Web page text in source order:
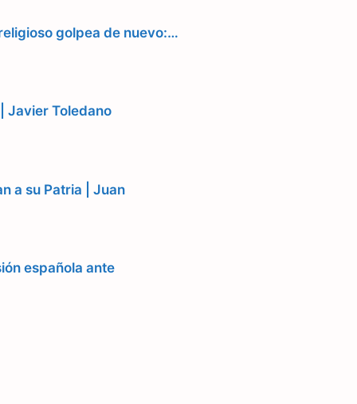
golpea de nuevo:…
Javier Toledano
a su Patria | Juan
española ante